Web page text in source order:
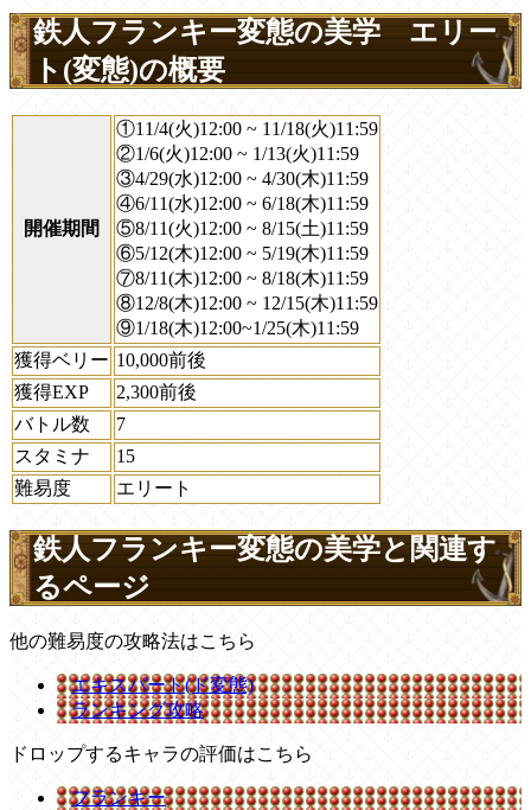
鉄人フランキー変態の美学 エリー
ト(変態)の概要
開催期間
①11/4(火)12:00 ~ 11/18(火)11:59
②1/6(火)12:00 ~ 1/13(火)11:59
③4/29(水)12:00 ~ 4/30(木)11:59
④6/11(水)12:00 ~ 6/18(木)11:59
⑤8/11(火)12:00 ~ 8/15(土)11:59
⑥5/12(木)12:00 ~ 5/19(木)11:59
⑦8/11(木)12:00 ~ 8/18(木)11:59
⑧12/8(木)12:00 ~ 12/15(木)11:59
⑨1/18(木)12:00~1/25(木)11:59
獲得ベリー 10,000前後
獲得EXP
2,300前後
バトル数
7
スタミナ
15
難易度
エリート
鉄人フランキー変態の美学と関連す
るページ
他の難易度の攻略法はこちら
エキスパート(ド変態)
ランキング攻略
ドロップするキャラの評価はこちら
フランキー